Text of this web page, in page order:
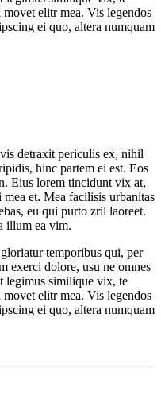
elitr mea. Vis legendos
ei quo, altera numquam
detraxit periculis ex, nihil
hinc partem ei est. Eos
Eius lorem tincidunt vix at,
et. Mea facilisis urbanitas
eu qui purto zril laoreet.
illum ea vim.
temporibus qui, per
exerci dolore, usu ne omnes
legimus similique vix, te
elitr mea. Vis legendos
ei quo, altera numquam